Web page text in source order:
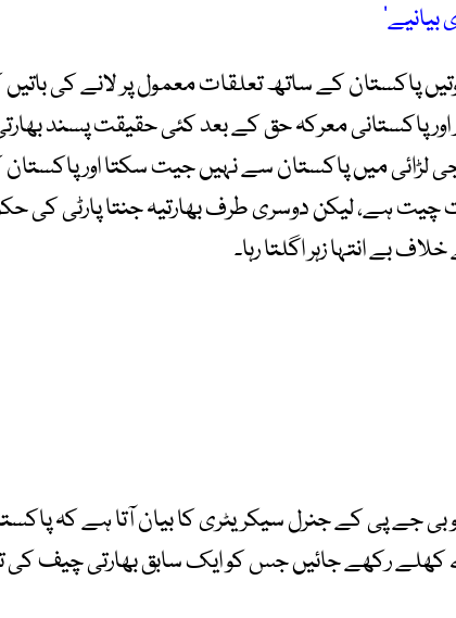
بیانیے‘
پاکستان کے ساتھ تعلقات معمول پر لانے کی باتیں
اور پاکستانی معرکہ حق کے بعد کئی حقیقت پسند
لڑائی میں پاکستان سے نہیں جیت سکتا اور
چیت ہے، لیکن دوسری طرف بھارتیہ جنتا پارٹی کی
بے انتہا زہر اگلتا رہا۔
13 مئی کو بی جے پی کے جنرل سیکریٹری کا بیان آتا ہے کہ
کھلے رکھے جائیں جس کو ایک سابق بھارتی چیف کی